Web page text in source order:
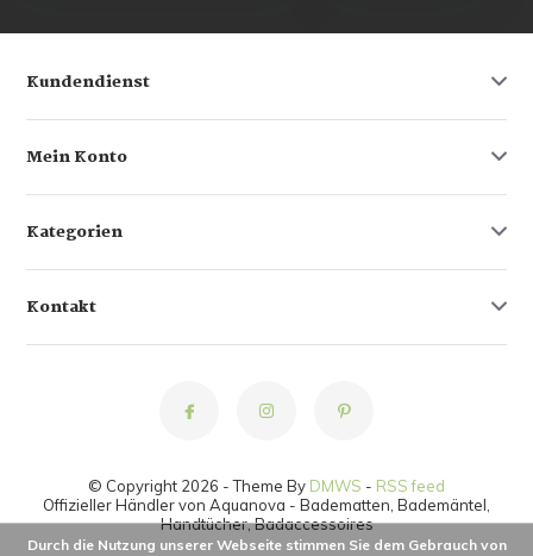
Kundendienst
Mein Konto
Kategorien
Kontakt
© Copyright 2026 - Theme By DMWS - RSS feed
Offizieller Händler von Aquanova - Badematten, Bademäntel,
Handtücher, Badaccessoires
Durch die Nutzung unserer Webseite stimmen Sie dem Gebrauch von